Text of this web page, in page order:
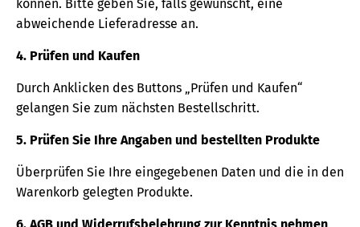
können. Bitte geben Sie, falls gewünscht, eine
abweichende Lieferadresse an.
4. Prüfen und Kaufen
Durch Anklicken des Buttons „Prüfen und Kaufen“
gelangen Sie zum nächsten Bestellschritt.
5. Prüfen Sie Ihre Angaben und bestellten Produkte
Überprüfen Sie Ihre eingegebenen Daten und die in den
Warenkorb gelegten Produkte.